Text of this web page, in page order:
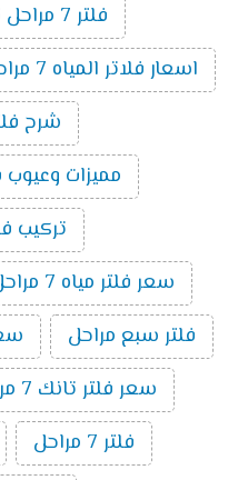
فلتر 7 مراحل تايواني امريكي
اسعار فلاتر المياه 7 مراحل
شرح فلتر 7
مميزات وعيوب فلتر
تركيب فلتر 7
سعر فلتر مياه 7 مراحل تايواني امريكي 2020
فلتر سبع مراحل
سعر
سعر فلتر تانك 7 مراحل
فلتر 7 مراحل